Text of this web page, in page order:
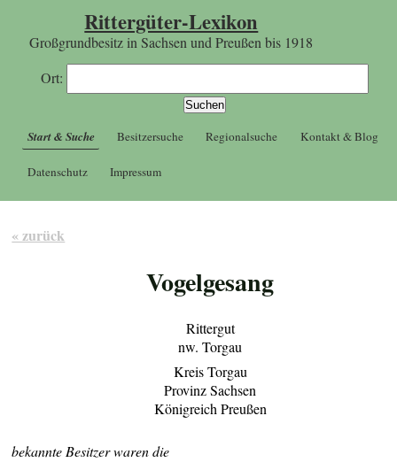
Rittergüter-Lexikon
Großgrundbesitz in Sachsen und Preußen bis 1918
Ort:
Start & Suche Besitzersuche Regionalsuche Kontakt & Blog
Datenschutz Impressum
« zurück
Vogelgesang
Rittergut
nw. Torgau
Kreis Torgau
Provinz Sachsen
Königreich Preußen
bekannte Besitzer waren die